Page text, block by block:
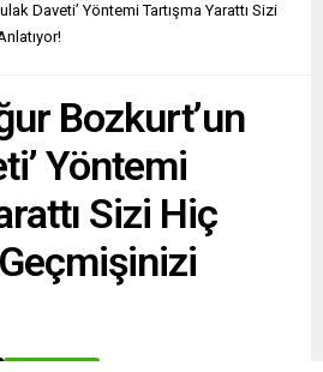
Daveti’ Yöntemi Tartışma Yarattı Sizi
Bozkurt’un
Yöntemi
Sizi Hiç